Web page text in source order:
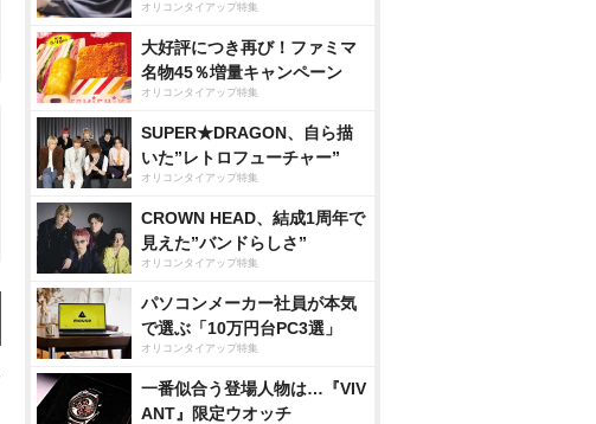
オリコンタイアップ特集
大好評につき再び！ファミマ
名物45％増量キャンペーン
オリコンタイアップ特集
SUPER★DRAGON、自ら描
いた”レトロフューチャー”
オリコンタイアップ特集
CROWN HEAD、結成1周年で
見えた”バンドらしさ”
オリコンタイアップ特集
パソコンメーカー社員が本気
で選ぶ「10万円台PC3選」
オリコンタイアップ特集
一番似合う登場人物は…『VIV
ANT』限定ウオッチ